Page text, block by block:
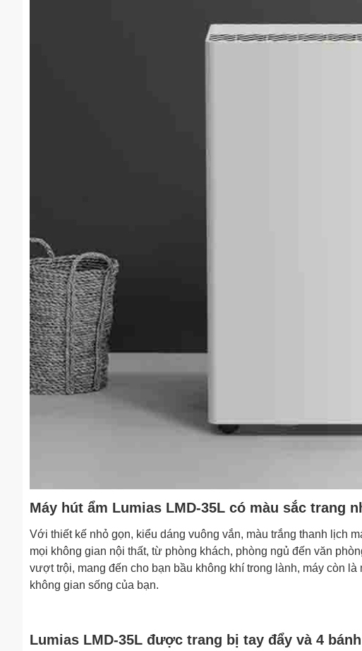
Máy hút ẩm Lumias LMD-35L có màu sắc trang
Với thiết kế nhỏ gọn, kiểu dáng vuông vắn, màu trắng thanh lịch
mọi không gian nội thất, từ phòng khách, phòng ngủ đến văn
vượt trội, mang đến cho bạn bầu không khí trong lành, máy còn
không gian sống của bạn.
Lumias LMD-35L được trang bị tay đẩy và 4